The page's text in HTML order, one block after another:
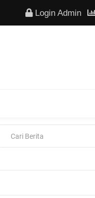
Login Admin